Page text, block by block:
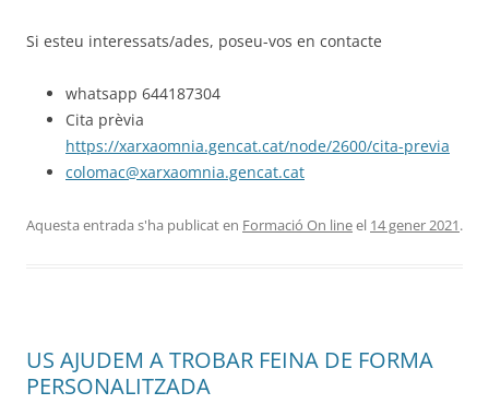
Si esteu interessats/ades, poseu-vos en contacte
whatsapp 644187304
Cita prèvia
https://xarxaomnia.gencat.cat/node/2600/cita-previa
colomac@xarxaomnia.gencat.cat
Aquesta entrada s'ha publicat en Formació On lineel 14 gener 2021.
US AJUDEM A TROBAR FEINA DE FORMA
PERSONALITZADA